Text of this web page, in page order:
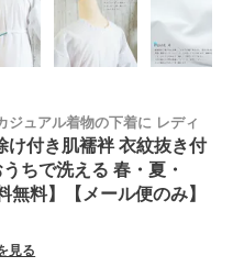
ジュアル着物の下着に レディ
け付き肌襦袢 衣紋抜き付
ちで洗える 春・夏・
料】【メール便のみ】
見る